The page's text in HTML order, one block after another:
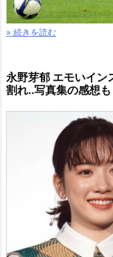
» 続きを読む
永野芽郁 エモいイン
割れ..写真集の感想も